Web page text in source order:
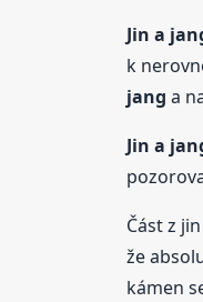
Jin a
k
jang a
Jin a
Část z
že
kámen